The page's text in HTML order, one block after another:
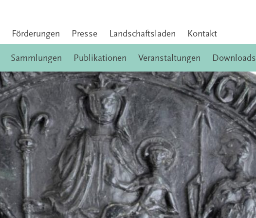
Förderungen Presse Landschaftsladen Kontakt
Sammlungen Publikationen Veranstaltungen Downloads